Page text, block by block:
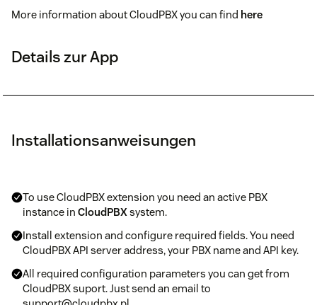
More information about CloudPBX you can find here
Details zur App
Installationsanweisungen
To use CloudPBX extension you need an active PBX
instance in CloudPBXsystem.
Install extension and configure required fields. You need
CloudPBX API server address, your PBX name and API key.
All required configuration parameters you can get from
CloudPBX suport. Just send an email to